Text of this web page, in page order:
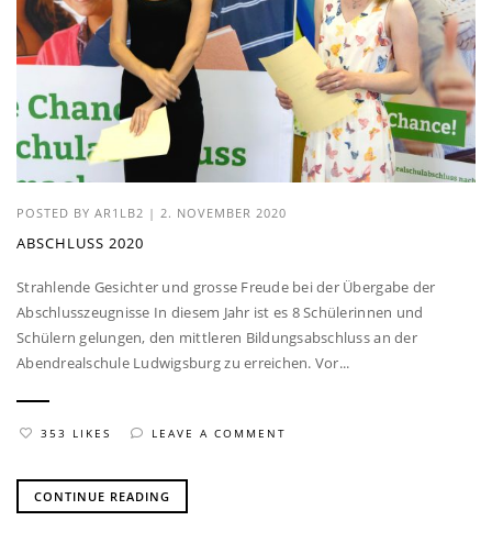
POSTED BY AR1LB2 | 2. NOVEMBER 2020
ABSCHLUSS 2020
Strahlende Gesichter und grosse Freude bei der Übergabe der
Abschlusszeugnisse In diesem Jahr ist es 8 Schülerinnen und
Schülern gelungen, den mittleren Bildungsabschluss an der
Abendrealschule Ludwigsburg zu erreichen. Vor...
353 LIKES LEAVE A COMMENT
CONTINUE READING